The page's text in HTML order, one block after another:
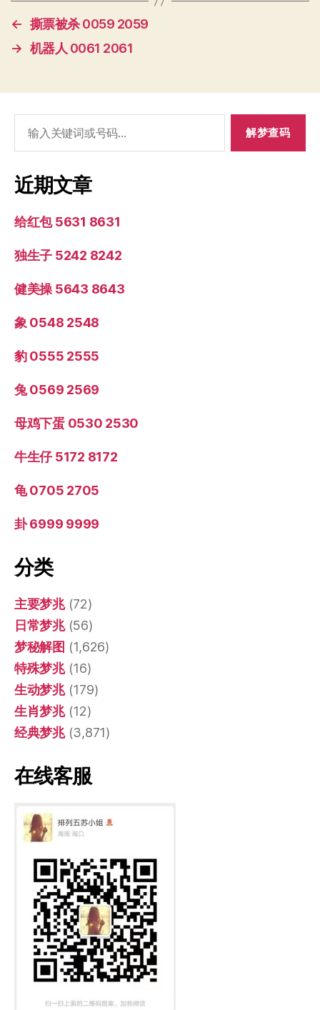
← 撕票被杀 0059 2059
→ 机器人 0061 2061
索：
近期文章
给红包 5631 8631
独生子 5242 8242
健美操 5643 8643
象 0548 2548
豹 0555 2555
兔 0569 2569
母鸡下蛋 0530 2530
牛生仔 5172 8172
龟 0705 2705
卦 6999 9999
分类
主要梦兆(72)
日常梦兆(56)
梦秘解图 (1,626)
特殊梦兆(16)
生动梦兆(179)
生肖梦兆(12)
经典梦兆(3,871)
在线客服